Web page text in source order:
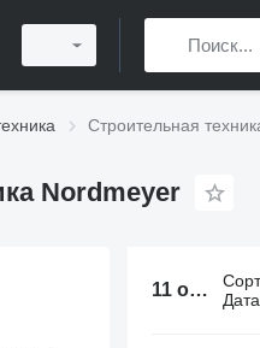
Строительная
Nordmeyer
11 объявлений: